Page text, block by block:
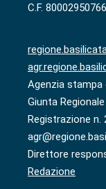
C.F. 80002950766
Agenzia stampa
Giunta
Registrazione n.
Direttore
Redazione